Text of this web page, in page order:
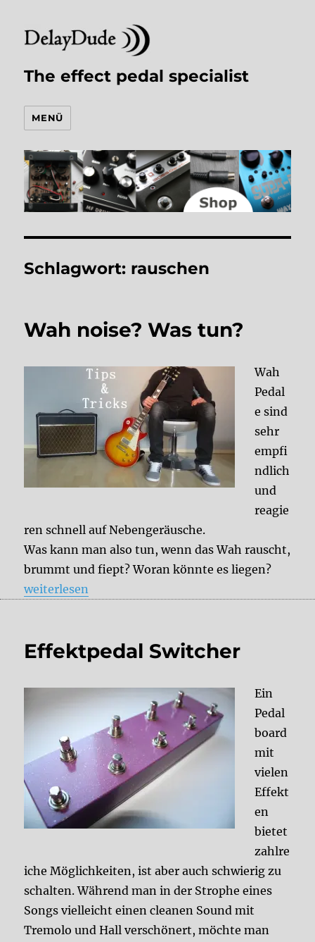
The effect pedal specialist
MENÜ
Schlagwort: rauschen
Wah noise? Was tun?
Wah
Pedal
e sind
sehr
empfi
ndlich
und
reagie
ren schnell auf Nebengeräusche.
Was kann man also tun, wenn das Wah rauscht,
brummt und fiept? Woran könnte es liegen?
„Wah noise? Was tun?“
weiterlesen
Effektpedal Switcher
Ein
Pedal
board
mit
vielen
Effekt
en
bietet
zahlre
iche Möglichkeiten, ist aber auch schwierig zu
schalten. Während man in der Strophe eines
Songs vielleicht einen cleanen Sound mit
Tremolo und Hall verschönert, möchte man